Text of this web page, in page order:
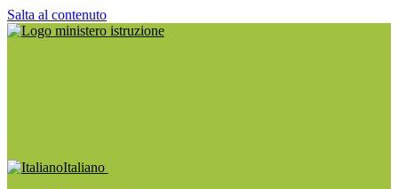
Salta al contenuto
Italiano